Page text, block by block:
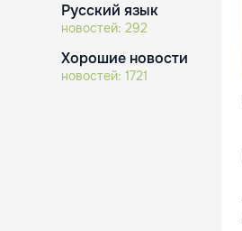
Русский язык
новостей: 292
Хорошие новости
новостей: 1721